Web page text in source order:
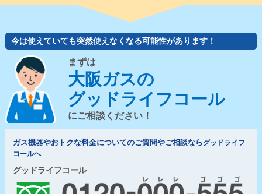
今は使えていても突然使えなくなる可能性があります！
まずは
大阪ガスの
グッドライフコール
にご相談ください！
ガス機器やおトクな料金についてのご質問やご相談ならグッドライフ
コールへ
グッドライフコール